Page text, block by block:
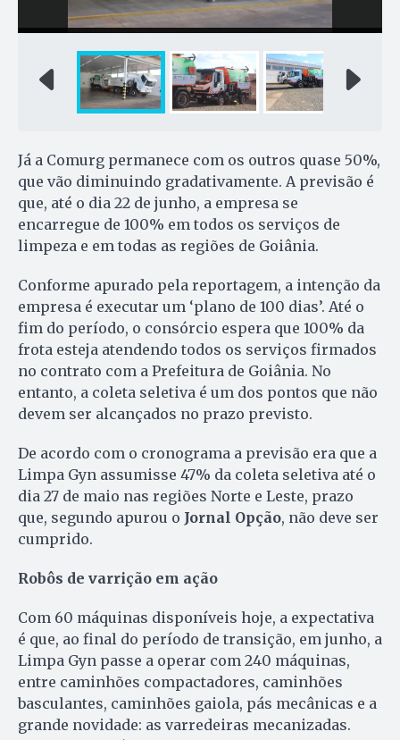
Já a Comurg permanece com os outros quase 50%,
que vão diminuindo gradativamente. A previsão é
que, até o dia 22 de junho, a empresa se
encarregue de 100% em todos os serviços de
limpeza e em todas as regiões de Goiânia.
Conforme apurado pela reportagem, a intenção da
empresa é executar um ‘plano de 100 dias’. Até o
fim do período, o consórcio espera que 100% da
frota esteja atendendo todos os serviços firmados
no contrato com a Prefeitura de Goiânia. No
entanto, a coleta seletiva é um dos pontos que não
devem ser alcançados no prazo previsto.
De acordo com o cronograma a previsão era que a
Limpa Gyn assumisse 47% da coleta seletiva até o
dia 27 de maio nas regiões Norte e Leste, prazo
que, segundo apurou o Jornal Opção, não deve ser
cumprido.
Robôs de varrição em ação
Com 60 máquinas disponíveis hoje, a expectativa
é que, ao final do período de transição, em junho, a
Limpa Gyn passe a operar com 240 máquinas,
entre caminhões compactadores, caminhões
basculantes, caminhões gaiola, pás mecânicas e a
grande novidade: as varredeiras mecanizadas.